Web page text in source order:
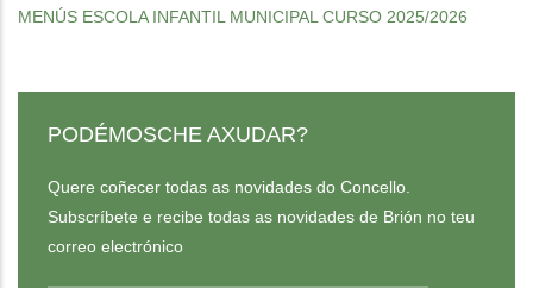
MENÚS ESCOLA INFANTIL MUNICIPAL CURSO 2025/2026
PODÉMOSCHE AXUDAR?
Quere coñecer todas as novidades do Concello.
Subscríbete e recibe todas as novidades de Brión no teu
correo electrónico